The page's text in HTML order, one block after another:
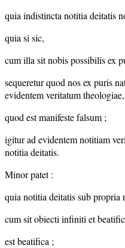
quia indistincta notitia deitatis
quia si sic,
cum illa sit nobis possibilis ex
sequeretur quod nos ex puris
evidentem veritatum theologiae,
quod est manifeste falsum ;
igitur ad evidentem notitiam
notitia deitatis.
Minor patet :
quia notitia deitatis sub propria
cum sit obiecti infiniti et
est beatifica ;